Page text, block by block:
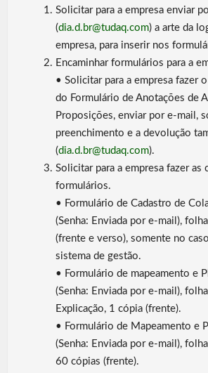
Solicitar para a empresa enviar
(dia.d.br@tudaq.com) a arte da
empresa, para inserir nos
Encaminhar formulários para a
• Solicitar para a empresa fazer
do Formulário de Anotações de
Proposições, enviar por e-mail,
preenchimento e a devolução
(dia.d.br@tudaq.com).
Solicitar para a empresa fazer as
formulários.
• Formulário de Cadastro de
(Senha: Enviada por e-mail),
(frente e verso), somente no
sistema de gestão.
• Formulário de mapeamento e
(Senha: Enviada por e-mail),
Explicação, 1 cópia (frente).
• Formulário de Mapeamento e
(Senha: Enviada por e-mail),
60 cópias (frente).